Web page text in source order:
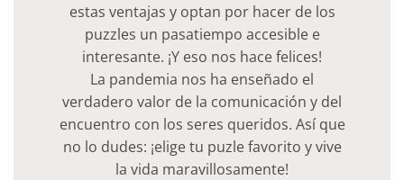
estas ventajas y optan por hacer de los
puzzles un pasatiempo accesible e
interesante. ¡Y eso nos hace felices!
La pandemia nos ha enseñado el
verdadero valor de la comunicación y del
encuentro con los seres queridos. Así que
no lo dudes: ¡elige tu puzle favorito y vive
la vida maravillosamente!